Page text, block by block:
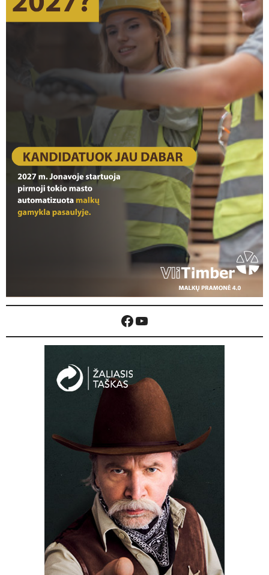
Facebook
YouTube